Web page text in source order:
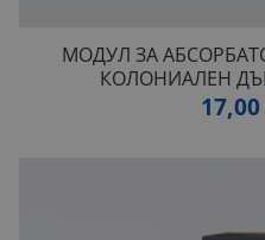
МОДУЛ ЗА
КОЛОНИАЛЕН